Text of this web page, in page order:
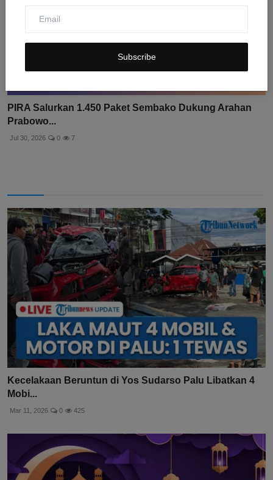
Subscribe
PIRA Salurkan 1.450 Paket Sembako Dukung Arahan
Prabowo...
Jul 30, 2026 0 7
Kecelakaan Beruntun di Yos Sudarso Palu Libatkan 4
Mobi...
Mar 11, 2026 0 425